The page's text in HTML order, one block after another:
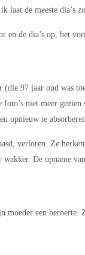
laat de meeste dia’s
en de dia’s op, het
97 jaar oud was
niet meer
opnieuw te
verloren. Ze
De opname
moeder een